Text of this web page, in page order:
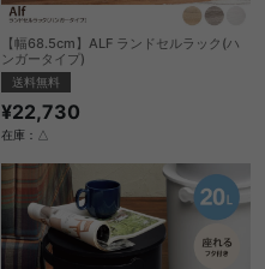
【幅68.5cm】ALF ランドセルラック(ハ
ンガータイプ)
送料無料
¥22,730
在庫：△